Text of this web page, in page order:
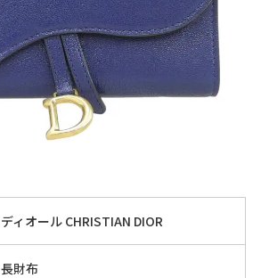
ディオール CHRISTIAN DIOR
長財布